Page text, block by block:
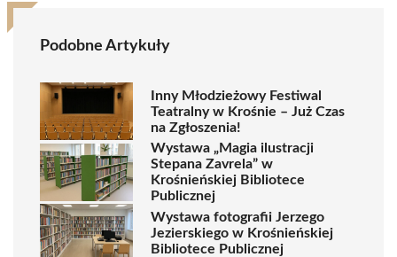
Podobne Artykuły
Inny Młodzieżowy Festiwal
Teatralny w Krośnie – Już Czas
na Zgłoszenia!
Wystawa „Magia ilustracji
Stepana Zavrela” w
Krośnieńskiej Bibliotece
Publicznej
Wystawa fotografii Jerzego
Jezierskiego w Krośnieńskiej
Bibliotece Publicznej